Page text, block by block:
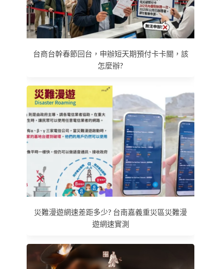
台商台幹春節回台，申辦短天期預付卡卡關，該
怎麼辦?
災難漫遊網速差距多少? 台南嘉義重災區災難漫
遊網速實測